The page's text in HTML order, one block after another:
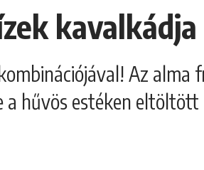
kavalkádja
Az alma
a hűvös estéken eltöltött